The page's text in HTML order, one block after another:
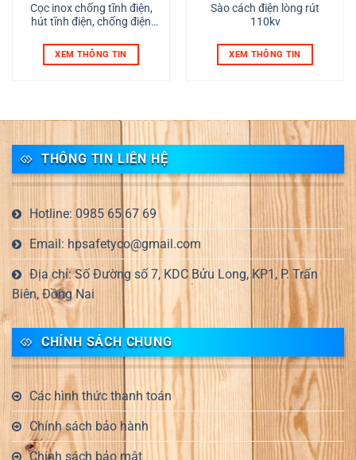
Cọc inox chống tĩnh điện,
hút tĩnh điện, chống điện
XEM THÔNG TIN
Sào cách điện lòng rút
110kv
XEM THÔNG TIN
THÔNG TIN LIÊN HỆ
Hotline: 0985 65 67 69
Email: hpsafetyco@gmail.com
Địa chỉ: Số Đường số 7, KDC Bửu Long, KP1, P. Trấn
Biên, Đồng Nai
CHÍNH SÁCH CHUNG
Các hình thức thanh toán
Chính sách bảo hành
Chính sách bảo mật